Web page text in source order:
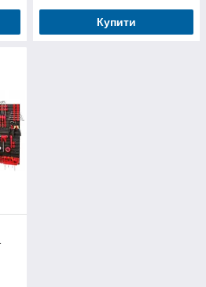
Купити